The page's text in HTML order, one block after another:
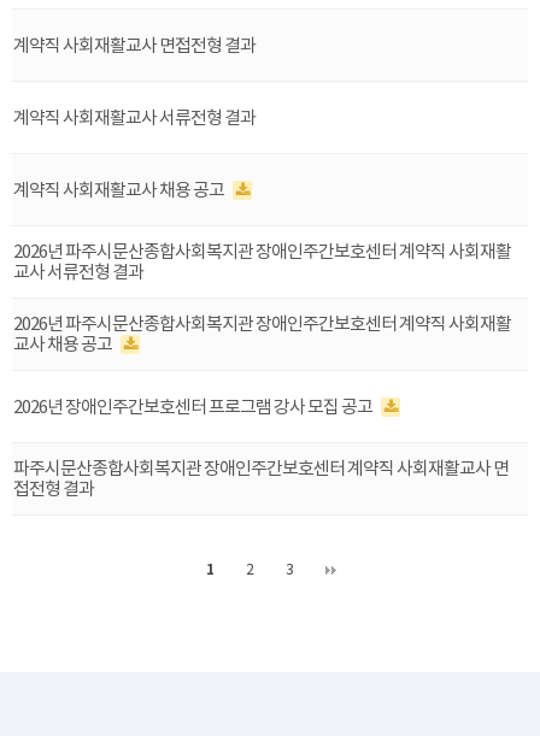
계약직 사회재활교사 면접전형 결과
계약직 사회재활교사 서류전형 결과
계약직 사회재활교사 채용 공고
2026년 파주시문산종합사회복지관 장애인주간보호센터 계약직 사회재활
교사 서류전형 결과
2026년 파주시문산종합사회복지관 장애인주간보호센터 계약직 사회재활
교사 채용 공고
2026년 장애인주간보호센터 프로그램 강사 모집 공고
파주시문산종합사회복지관 장애인주간보호센터 계약직 사회재활교사 면
접전형 결과
1 2 3